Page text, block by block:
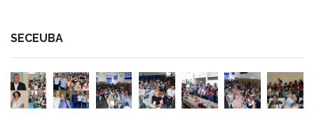
SECEUBA